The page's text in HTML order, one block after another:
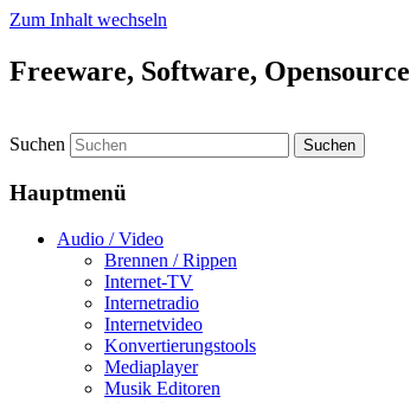
Zum Inhalt wechseln
Freeware, Software, Opensource
Suchen
Hauptmenü
Audio / Video
Brennen / Rippen
Internet-TV
Internetradio
Internetvideo
Konvertierungstools
Mediaplayer
Musik Editoren